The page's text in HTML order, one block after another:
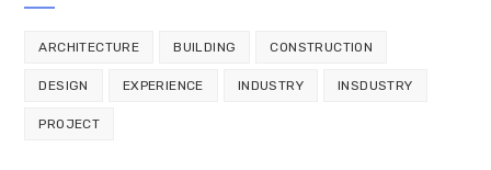
ARCHITECTURE BUILDING CONSTRUCTION
DESIGN EXPERIENCE INDUSTRY INSDUSTRY
PROJECT